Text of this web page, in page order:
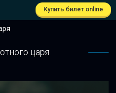
Купить билет online
царя